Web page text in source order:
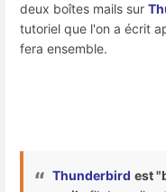
deux boîtes mails sur
tutoriel que l'on a écrit
fera ensemble.
Thunderbird est